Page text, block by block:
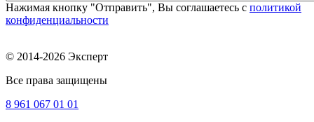
Нажимая кнопку "Отправить", Вы соглашаетесь с политикой
конфиденциальности
© 2014-2026 Эксперт
Все права защищены
8 961 067 01 01